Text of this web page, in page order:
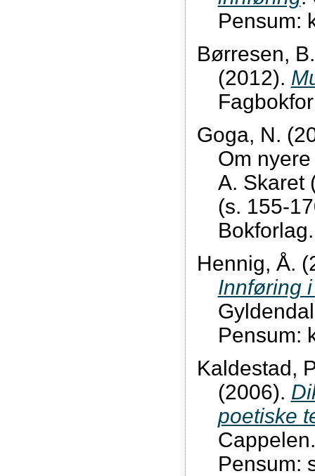
Pensum:
Børresen,
(2012).
Goga, N.
Om
A. Skaret
(s. 155-
Hennig, Å.
Innføring
Pensum:
Kaldestad,
(2006).
poetiske
Cappelen.
Pensum: